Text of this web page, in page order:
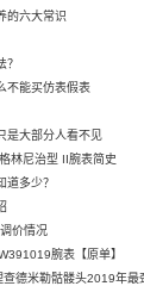
的六大常识
？
不能买仿表假表
是大部分人看不见
林尼治型 II腕表简史
道多少？
价情况
腕表【原单】
德米勒骷髅头2019年最